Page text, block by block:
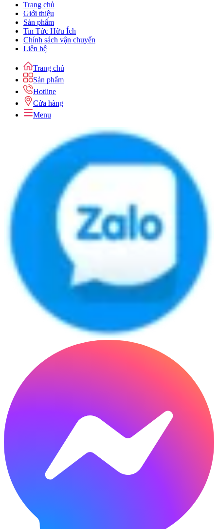
Trang chủ
Giới thiệu
Sản phẩm
Tin Tức Hữu Ích
Chính sách vận chuyển
Liên hệ
Trang chủ
Sản phẩm
Hotline
Cửa hàng
Menu